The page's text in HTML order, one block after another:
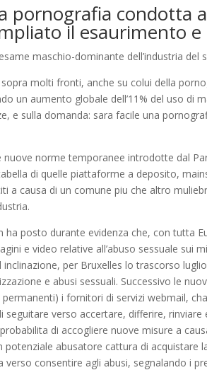
pornografia condotta
il esaurimento e
maschio-dominante dell’industria del
molti fronti, anche su colui della
un aumento globale dell’11% del uso di
e sulla domanda: sara facile una
norme temporanee introdotte dal
di quelle piattaforme a deposito,
a causa di un comune piu che altro
posto durante evidenza che, con tutta
e video relative all’abuso sessuale sui
per Bruxelles lo trascorso
e abusi sessuali. Successivo le
i fornitori di servizi webmail,
verso accertare, differire, rinviare
di accogliere nuove misure a
abusatore cattura di acquistare
consentire agli abusi, segnalando i